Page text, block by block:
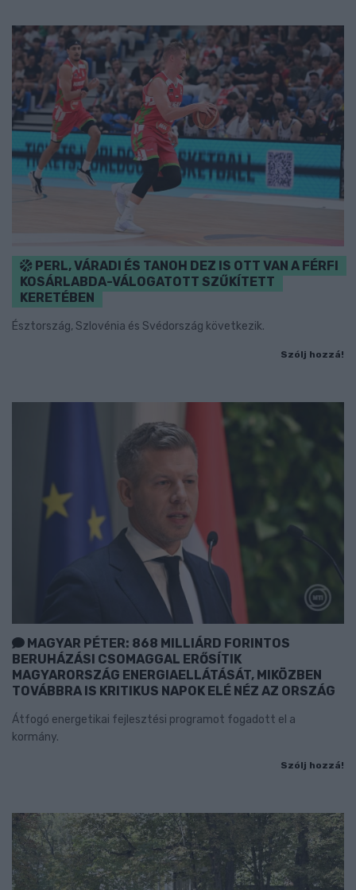
PERL, VÁRADI ÉS TANOH DEZ IS OTT VAN A FÉRFI
KOSÁRLABDA-VÁLOGATOTT SZŰKÍTETT
KERETÉBEN
Észtország, Szlovénia és Svédország következik.
Szólj hozzá!
MAGYAR PÉTER: 868 MILLIÁRD FORINTOS
BERUHÁZÁSI CSOMAGGAL ERŐSÍTIK
MAGYARORSZÁG ENERGIAELLÁTÁSÁT, MIKÖZBEN
TOVÁBBRA IS KRITIKUS NAPOK ELÉ NÉZ AZ ORSZÁG
Átfogó energetikai fejlesztési programot fogadott el a
kormány.
Szólj hozzá!